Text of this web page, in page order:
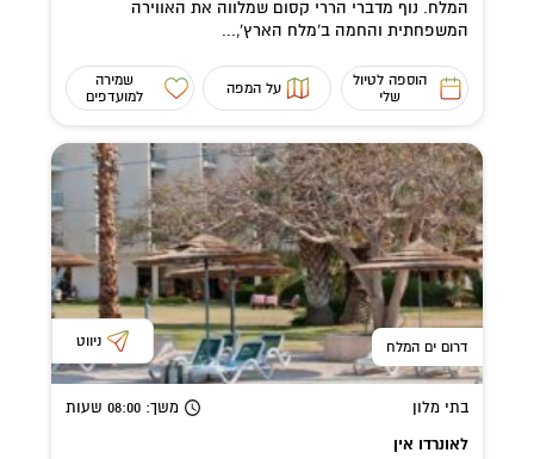
המלח. נוף מדברי הררי קסום שמלווה את האווירה
המשפחתית והחמה ב'מלח הארץ',...
הוספה לטיול
שלי
על המפה
שמירה
למועדפים
דרום ים המלח ניווט
בתי מלון משך: 08:00 שעות
לאונרדו אין